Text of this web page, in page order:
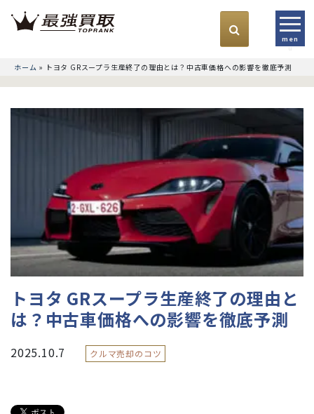
men
u
ホーム » トヨタ GRスープラ生産終了の理由とは？中古車価格への影響を徹底予測
トヨタ GRスープラ生産終了の理由と
は？中古車価格への影響を徹底予測
2025.10.7 クルマ売却のコツ